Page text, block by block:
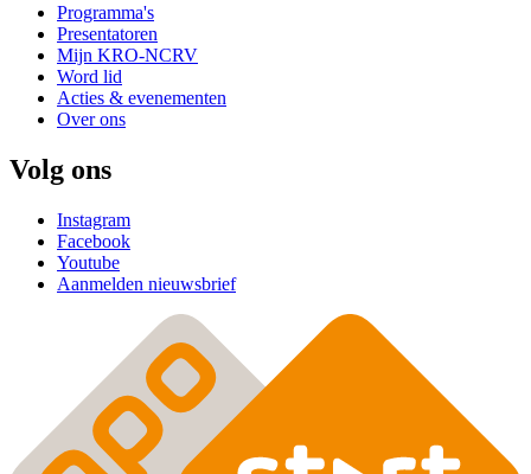
Programma's
Presentatoren
Mijn KRO-NCRV
Word lid
Acties & evenementen
Over ons
Volg ons
Instagram
Facebook
Youtube
Aanmelden nieuwsbrief